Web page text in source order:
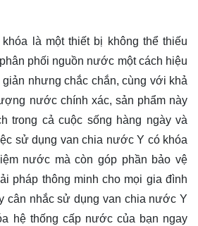
là một thiết bị không thể thiếu
phối nguồn nước một cách hiệu
nhưng chắc chắn, cùng với khả
nước chính xác, sản phẩm này
trong cả cuộc sống hàng ngày và
sử dụng van chia nước Y có khóa
nước mà còn góp phần bảo vệ
pháp thông minh cho mọi gia đình
cân nhắc sử dụng van chia nước Y
hệ thống cấp nước của bạn ngay